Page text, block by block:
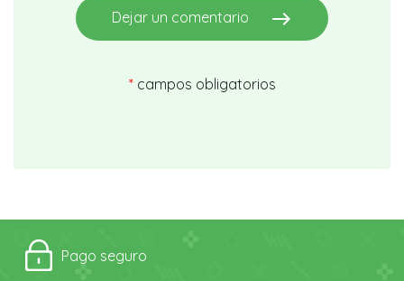
Dejar un comentario east
* campos obligatorios
Pago seguro